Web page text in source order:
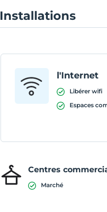
Installations
l'Internet
Libérer wifi
Espaces
Centres
Marché